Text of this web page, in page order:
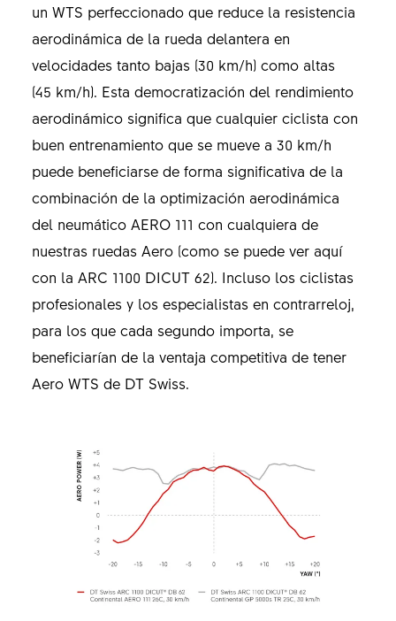
un WTS perfeccionado que reduce la resistencia
aerodinámica de la rueda delantera en
velocidades tanto bajas (30 km/h) como altas
(45 km/h). Esta democratización del rendimiento
aerodinámico significa que cualquier ciclista con
buen entrenamiento que se mueve a 30 km/h
puede beneficiarse de forma significativa de la
combinación de la optimización aerodinámica
del neumático AERO 111 con cualquiera de
nuestras ruedas Aero (como se puede ver aquí
con la ARC 1100 DICUT 62). Incluso los ciclistas
profesionales y los especialistas en contrarreloj,
para los que cada segundo importa, se
beneficiarían de la ventaja competitiva de tener
Aero WTS de DT Swiss.